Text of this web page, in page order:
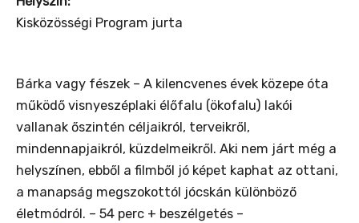
Kisközösségi Program jurta
Bárka vagy fészek – A kilencvenes évek közepe óta
működő visnyeszéplaki élőfalu (ökofalu) lakói
vallanak őszintén céljaikról, terveikről,
mindennapjaikról, küzdelmeikről. Aki nem járt még a
helyszínen, ebből a filmből jó képet kaphat az ottani,
a manapság megszokottól jócskán különböző
életmódról. – 54 perc + beszélgetés –